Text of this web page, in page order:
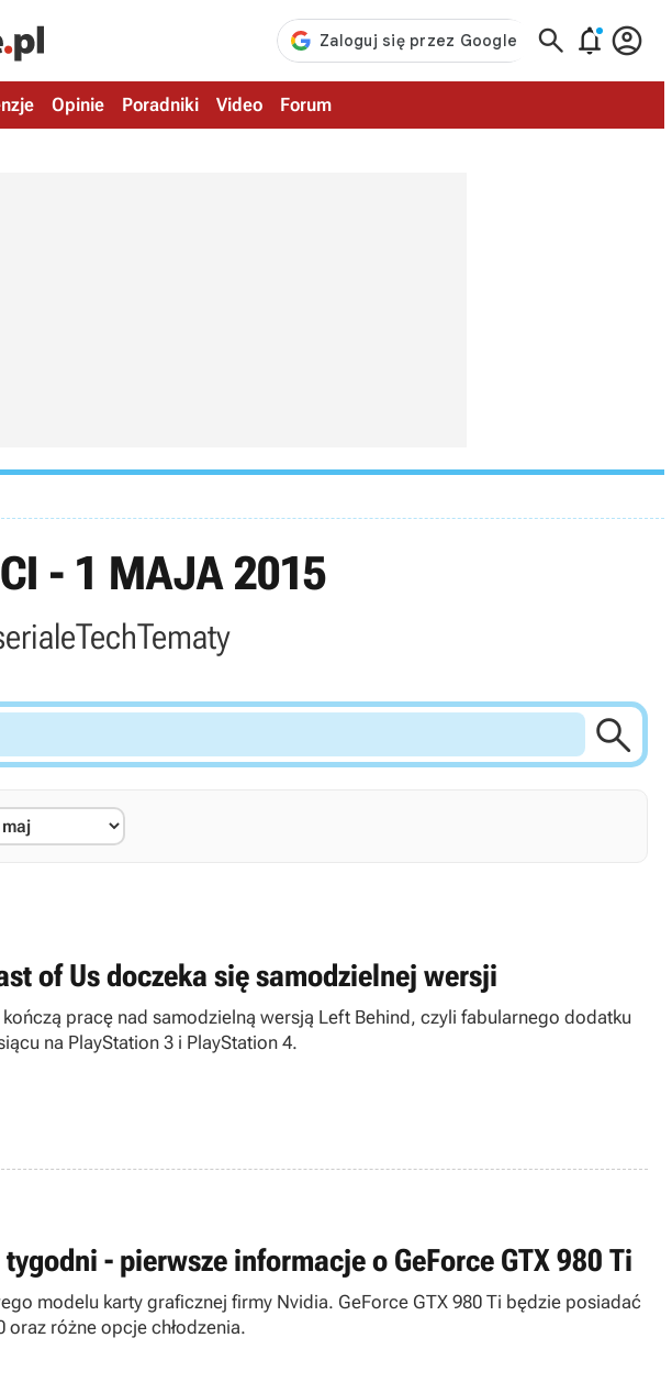
  
Opinie Poradniki Video Forum
- 1 MAJA 2015
TechTematy

of Us doczeka się samodzielnej wersji
kończą pracę nad samodzielną wersją Left Behind, czyli fabularnego dodatku
na PlayStation 3 i PlayStation 4.
- pierwsze informacje o GeForce GTX 980 Ti
modelu karty graficznej firmy Nvidia. GeForce GTX 980 Ti będzie posiadać
oraz różne opcje chłodzenia.